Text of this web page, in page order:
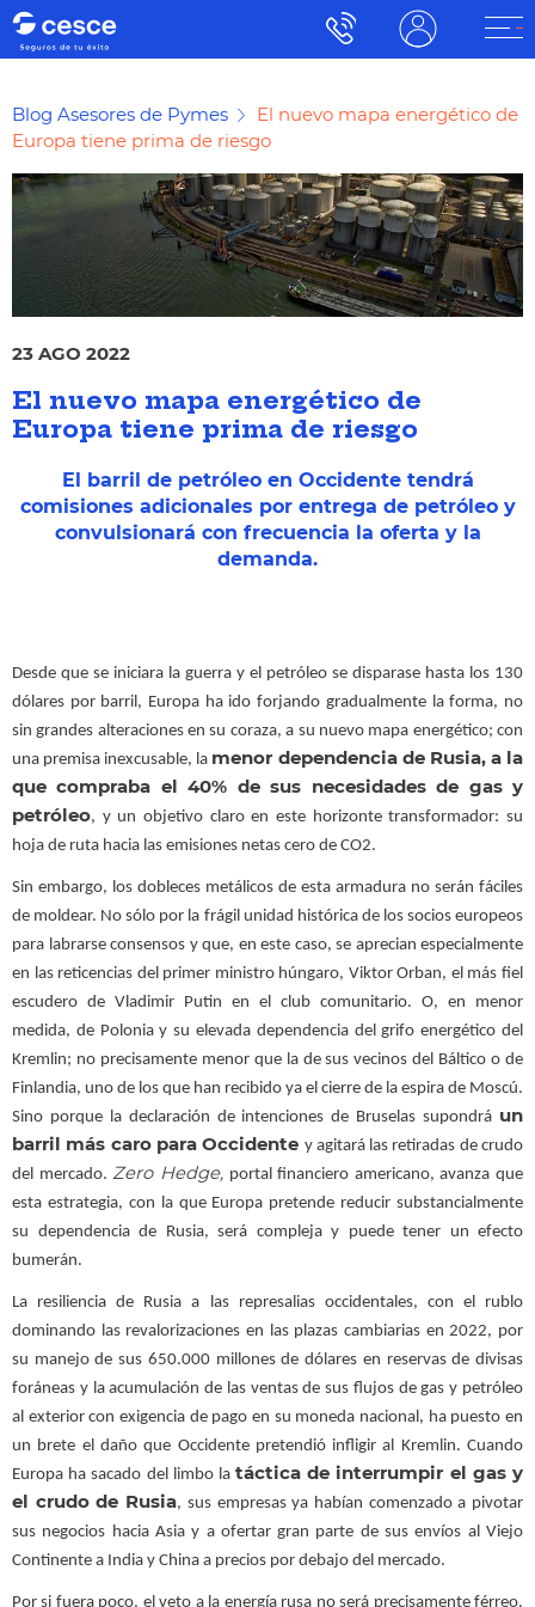
Blog Asesores de Pymes
El nuevo mapa energético de
Europa tiene prima de riesgo
23 AGO 2022
El nuevo mapa energético de
Europa tiene prima de riesgo
El barril de petróleo en Occidente tendrá
comisiones adicionales por entrega de petróleo y
convulsionará con frecuencia la oferta y la
demanda.
Desde que se iniciara la guerra y el petróleo se disparase hasta los 130
dólares por barril, Europa ha ido forjando gradualmente la forma, no
sin grandes alteraciones en su coraza, a su nuevo mapa energético; con
una premisa inexcusable, la menor dependencia de Rusia, a la
que compraba el 40% de sus necesidades de gas y
petróleo, y un objetivo claro en este horizonte transformador: su
hoja de ruta hacia las emisiones netas cero de CO2.
Sin embargo, los dobleces metálicos de esta armadura no serán fáciles
de moldear. No sólo por la frágil unidad histórica de los socios europeos
para labrarse consensos y que, en este caso, se aprecian especialmente
en las reticencias del primer ministro húngaro, Viktor Orban, el más fiel
escudero de Vladimir Putin en el club comunitario. O, en menor
medida, de Polonia y su elevada dependencia del grifo energético del
Kremlin; no precisamente menor que la de sus vecinos del Báltico o de
Finlandia, uno de los que han recibido ya el cierre de la espira de Moscú.
Sino porque la declaración de intenciones de Bruselas supondrá un
barril más caro para Occidente y agitará las retiradas de crudo
del mercado.Zero Hedge,portal financiero americano, avanza que
esta estrategia, con la que Europa pretende reducir substancialmente
su dependencia de Rusia, será compleja y puede tener un efecto
bumerán.
La resiliencia de Rusia a las represalias occidentales, con el rublo
dominando las revalorizaciones en las plazas cambiarias en 2022, por
su manejo de sus 650.000 millones de dólares en reservas de divisas
foráneas y la acumulación de las ventas de sus flujos de gas y petróleo
al exterior con exigencia de pago en su moneda nacional, ha puesto en
un brete el daño que Occidente pretendió infligir al Kremlin. Cuando
Europa ha sacado del limbo latáctica de interrumpir el gas y
el crudo de Rusia, sus empresas ya habían comenzado a pivotar
sus negocios hacia Asia y a ofertar gran parte de sus envíos al Viejo
Continente a India y China a precios por debajo del mercado.
Por si fuera poco, el veto a la energía rusa no será precisamente férreo.